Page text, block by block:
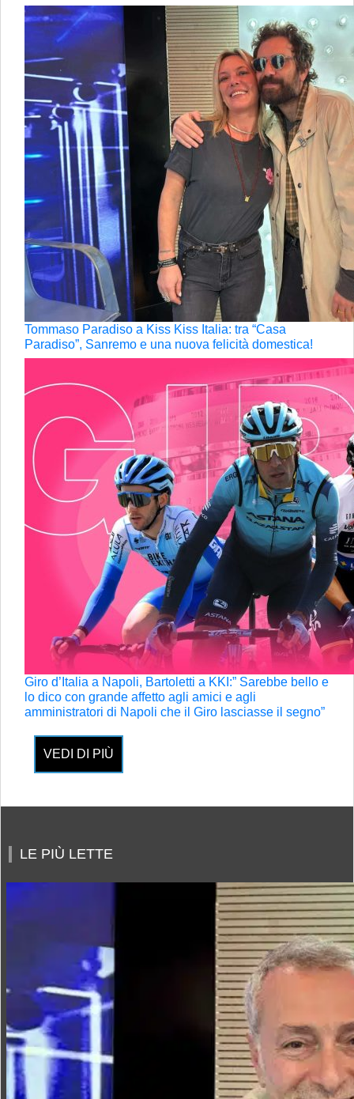
Tommaso Paradiso a Kiss Kiss Italia: tra “Casa
Paradiso”, Sanremo e una nuova felicità domestica!
Giro d’Italia a Napoli, Bartoletti a KKI:” Sarebbe bello e
lo dico con grande affetto agli amici e agli
amministratori di Napoli che il Giro lasciasse il segno”
VEDI DI PIÙ
LE PIÙ LETTE